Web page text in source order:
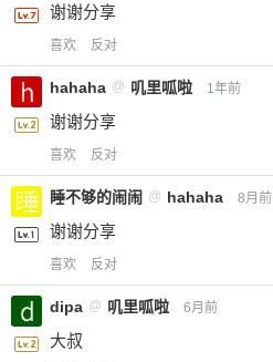
谢谢分享
喜欢 反对
hahaha @ 叽里呱啦 1年前
谢谢分享
喜欢 反对
睡不够的闹闹 @ hahaha 8月前
谢谢分享
喜欢 反对
dipa @ 叽里呱啦 6月前
大叔